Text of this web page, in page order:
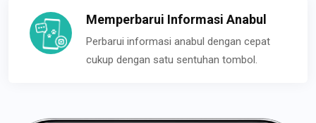
Memperbarui Informasi Anabul
Perbarui informasi anabul dengan cepat
cukup dengan satu sentuhan tombol.